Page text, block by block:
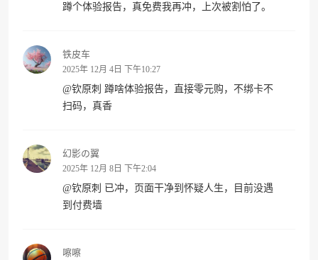
蹲个体验报告，真免费我再冲，上次被割怕了。
铁皮车
2025年 12月 4日 下午10:27
@钦原刺 蹲啥体验报告，直接零元购，不绑卡不
扫码，真香
幻影の翼
2025年 12月 8日 下午2:04
@钦原刺 已冲，页面干净到怀疑人生，目前没遇
到付费墙
嚓嚓